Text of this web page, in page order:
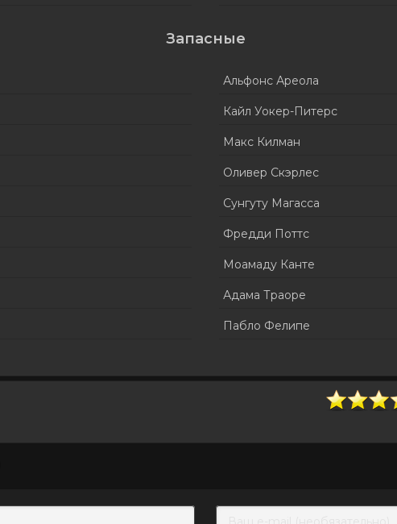
Запасные
Альфонс Ареола
Кайл Уокер-Питерс
Макс Килман
Оливер Скэрлес
Сунгуту Магасса
Фредди Поттс
Моамаду Канте
Адама Траоре
Пабло Фелипе